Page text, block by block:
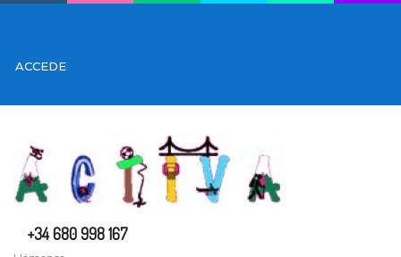
ACCEDE
+34 680 998 167